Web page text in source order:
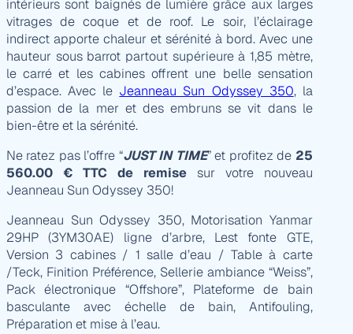
intérieurs sont baignés de lumière grâce aux larges
vitrages de coque et de roof. Le soir, l’éclairage
indirect apporte chaleur et sérénité à bord. Avec une
hauteur sous barrot partout supérieure à 1,85 mètre,
le carré et les cabines offrent une belle sensation
d’espace. Avec le Jeanneau Sun Odyssey 350, la
passion de la mer et des embruns se vit dans le
bien-être et la sérénité.
Ne ratez pas l’offre “JUST IN TIME” et profitez de 25
560.00 € TTC de remisesur votre nouveau
Jeanneau Sun Odyssey 350!
Jeanneau Sun Odyssey 350, Motorisation Yanmar
29HP (3YM30AE) ligne d’arbre, Lest fonte GTE,
Version 3 cabines / 1 salle d’eau / Table à carte
/Teck, Finition Préférence, Sellerie ambiance “Weiss”,
Pack électronique “Offshore”, Plateforme de bain
basculante avec échelle de bain, Antifouling,
Préparation et mise à l’eau.